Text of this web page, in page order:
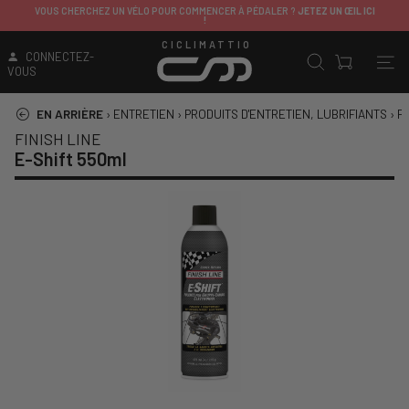
VOUS CHERCHEZ UN VÉLO POUR COMMENCER À PÉDALER ? JETEZ UN ŒIL ICI
!
CONNECTEZ-
VOUS
CICLIMATTIO
EN ARRIÈRE › ENTRETIEN › PRODUITS D'ENTRETIEN, LUBRIFIANTS ›
FINISH LINE
E-Shift 550ml